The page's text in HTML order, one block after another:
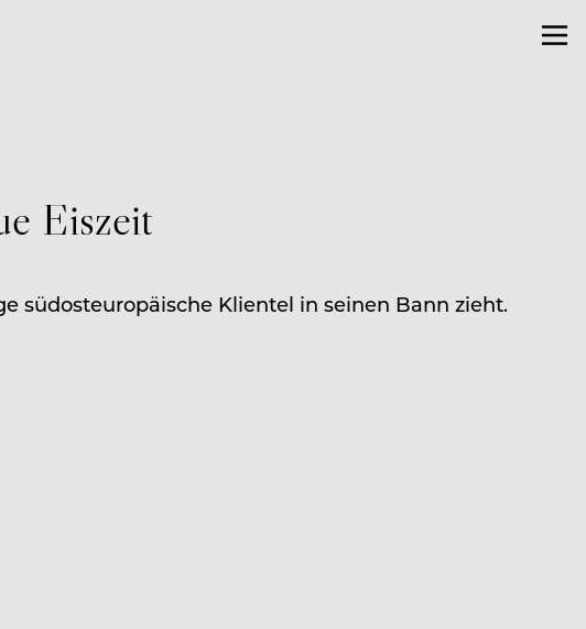
Eiszeit
südosteuropäische Klientel in seinen Bann zieht.